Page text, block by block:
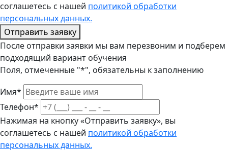
соглашетесь с нашей политикой обработки
персональных данных.
Отправить заявку
После отправки заявки мы вам перезвоним и подберем
подходящий вариант обучения
Поля, отмеченные "*", обязательны к заполнению
Имя*
Телефон*
Нажимая на кнопку «Отправить заявку», вы
соглашетесь с нашей политикой обработки
персональных данных.